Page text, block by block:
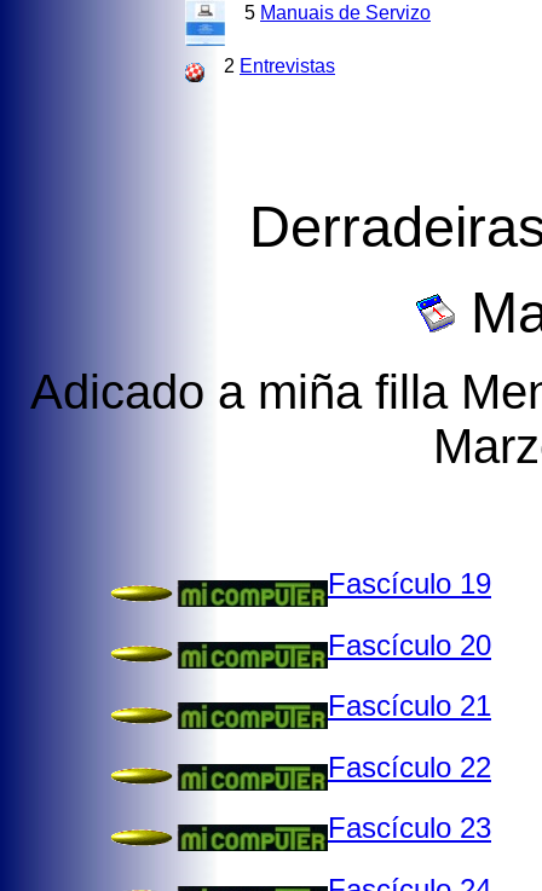
5 Manuais de Servizo
2 Entrevistas
Adicado a miña filla
Fascículo 19
Fascículo 20
Fascículo 21
Fascículo 22
Fascículo 23